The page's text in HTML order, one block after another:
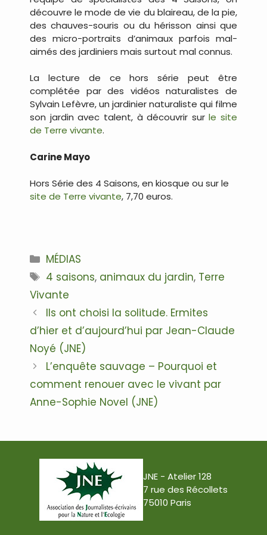
découvre le mode de vie du blaireau, de la pie,
des chauves-souris ou du hérisson ainsi que
des micro-portraits d’animaux parfois mal-
aimés des jardiniers mais surtout mal connus.
La lecture de ce hors série peut être
complétée par des vidéos naturalistes de
Sylvain Lefèvre, un jardinier naturaliste qui filme
son jardin avec talent, à découvrir surle site
de Terre vivante.
Carine Mayo
Hors Série des 4 Saisons, en kiosque ou sur le
site de Terre vivante, 7,70 euros.
Catégories
MÉDIAS
Étiquettes
4 saisons, animaux du jardin, Terre
Vivante
Navigation
des
articles
Ils ont choisi la solitude. Ermites
d’hier et d’aujourd’hui par Jean-Claude
Noyé (JNE)
L’enquête sauvage – Pourquoi et
comment renouer avec le vivant par
Anne-Sophie Novel (JNE)
JNE - Atelier 128
7 rue des Récollets
75010 Paris